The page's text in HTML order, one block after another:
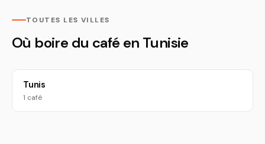
TOUTES LES VILLES
Où boire du café en Tunisie
Tunis
1 café